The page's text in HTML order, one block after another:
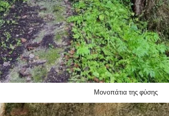
Μονοπάτια της φύσης